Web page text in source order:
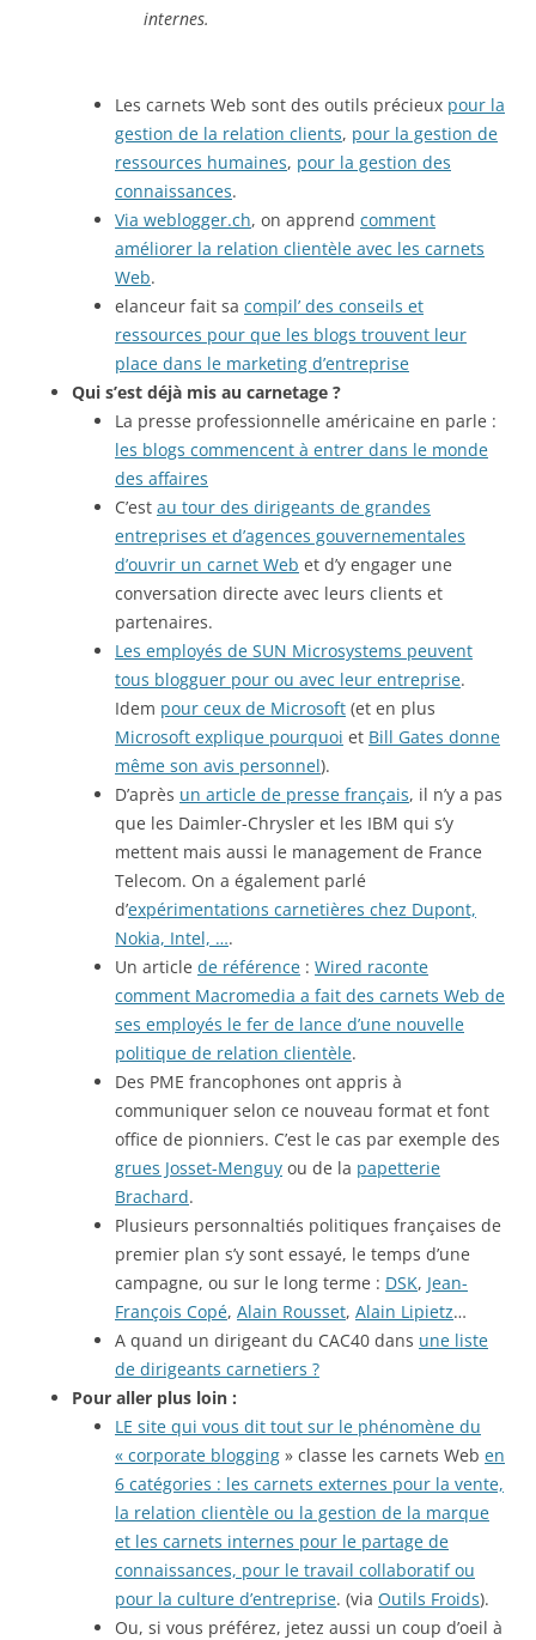
internes.
Les carnets Web sont des outils précieux pour la
gestion de la relation clients, pour la gestion de
ressources humaines, pour la gestion des
connaissances.
Via weblogger.ch, on apprend comment
améliorer la relation clientèle avec les carnets
Web.
elanceur fait sa compil’ des conseils et
ressources pour que les blogs trouvent leur
place dans le marketing d’entreprise
Qui s’est déjà mis au carnetage ?
La presse professionnelle américaine en parle :
les blogs commencent à entrer dans le monde
des affaires
C’est au tour des dirigeants de grandes
entreprises et d’agences gouvernementales
d’ouvrir un carnet Web et d’y engager une
conversation directe avec leurs clients et
partenaires.
Les employés de SUN Microsystems peuvent
tous blogguer pour ou avec leur entreprise.
Idem pour ceux de Microsoft (et en plus
Microsoft explique pourquoi et Bill Gates donne
même son avis personnel).
D’après un article de presse français, il n’y a pas
que les Daimler-Chrysler et les IBM qui s’y
mettent mais aussi le management de France
Telecom. On a également parlé
d’expérimentations carnetières chez Dupont,
Nokia, Intel, ….
Un article de référence : Wired raconte
comment Macromedia a fait des carnets Web de
ses employés le fer de lance d’une nouvelle
politique de relation clientèle.
Des PME francophones ont appris à
communiquer selon ce nouveau format et font
office de pionniers. C’est le cas par exemple des
grues Josset-Menguy ou de la papetterie
Brachard.
Plusieurs personnaltiés politiques françaises de
premier plan s’y sont essayé, le temps d’une
campagne, ou sur le long terme : DSK, Jean-
François Copé, Alain Rousset, Alain Lipietz…
A quand un dirigeant du CAC40 dans une liste
de dirigeants carnetiers ?
Pour aller plus loin :
LE site qui vous dit tout sur le phénomène du
« corporate blogging » classe les carnets Web en
6 catégories : les carnets externes pour la vente,
la relation clientèle ou la gestion de la marque
et les carnets internes pour le partage de
connaissances, pour le travail collaboratif ou
pour la culture d’entreprise. (via Outils Froids).
Ou, si vous préférez, jetez aussi un coup d’oeil à